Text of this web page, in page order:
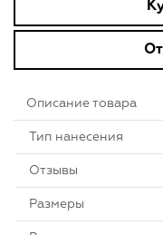
Описание товара
Тип нанесения
Отзывы
Размеры